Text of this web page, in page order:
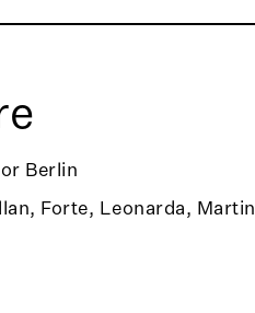
Berlin
Forte, Leonarda, Martin